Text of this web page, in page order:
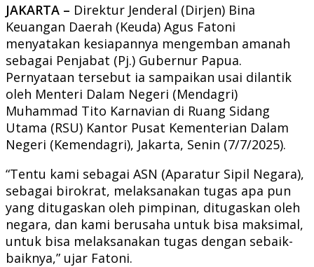
JAKARTA – Direktur Jenderal (Dirjen) Bina
Keuangan Daerah (Keuda) Agus Fatoni
menyatakan kesiapannya mengemban amanah
sebagai Penjabat (Pj.) Gubernur Papua.
Pernyataan tersebut ia sampaikan usai dilantik
oleh Menteri Dalam Negeri (Mendagri)
Muhammad Tito Karnavian di Ruang Sidang
Utama (RSU) Kantor Pusat Kementerian Dalam
Negeri (Kemendagri), Jakarta, Senin (7/7/2025).
“Tentu kami sebagai ASN (Aparatur Sipil Negara),
sebagai birokrat, melaksanakan tugas apa pun
yang ditugaskan oleh pimpinan, ditugaskan oleh
negara, dan kami berusaha untuk bisa maksimal,
untuk bisa melaksanakan tugas dengan sebaik-
baiknya,” ujar Fatoni.